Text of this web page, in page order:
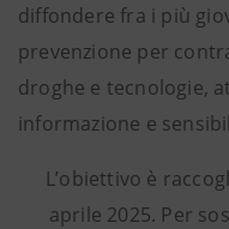
diffondere fra i più
prevenzione per
droghe e tecnologie,
informazione e
L’obiettivo è
aprile 2025. Per